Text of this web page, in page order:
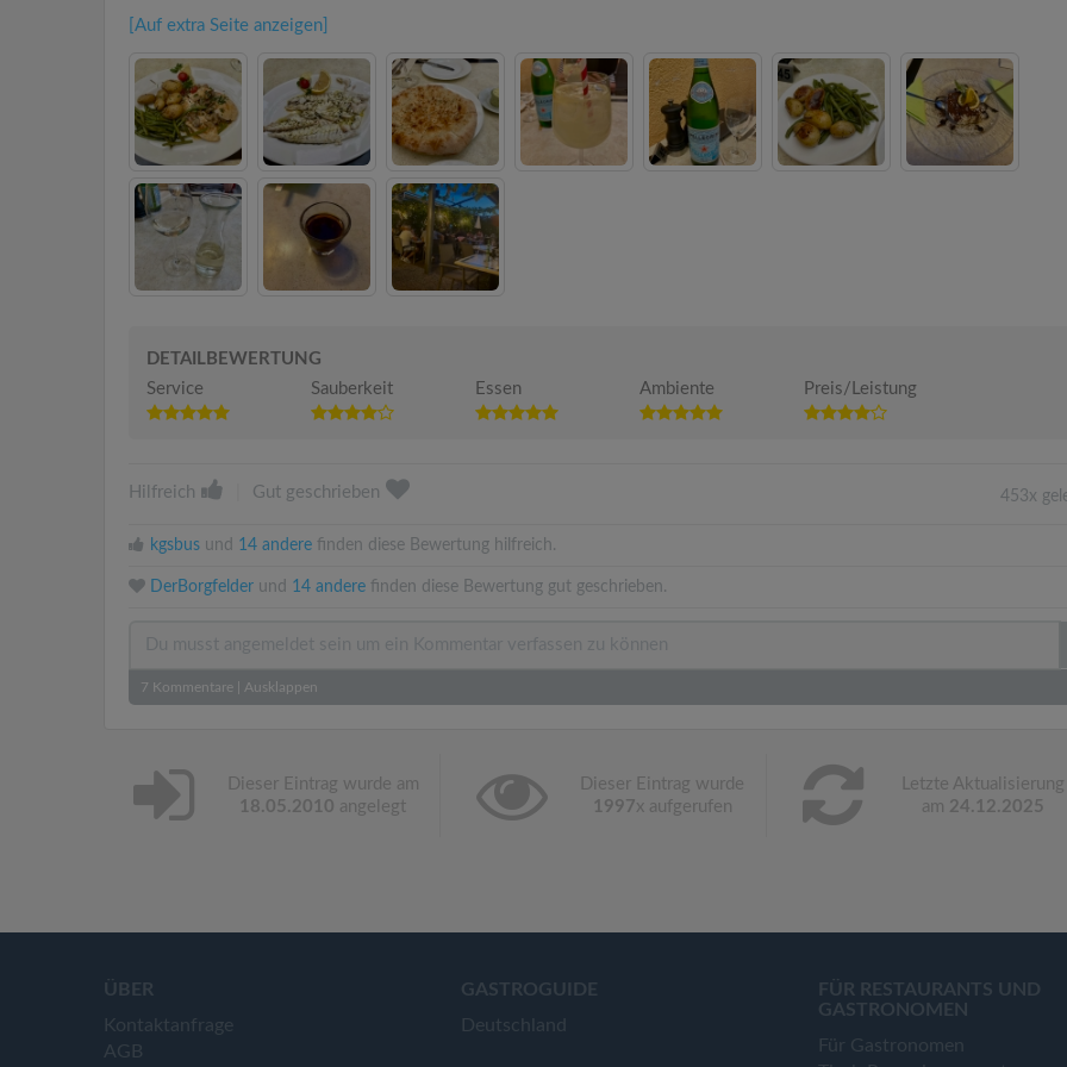
[Auf extra Seite anzeigen]
DETAILBEWERTUNG
Service
Sauberkeit Essen Ambiente Preis/Leistung
Hilfreich Gut geschrieben 453x
kgsbus und 14 andere finden diese Bewertung hilfreich.
DerBorgfelder und 14 andere finden diese Bewertung gut geschrieben.
7 Kommentare Ausklappen
Dieser Eintrag wurde am
18.05.2010 angelegt
Dieser Eintrag wurde
1997x aufgerufen
Letzte Aktualisierung
am 24.12.2025
ÜBER
Kontaktanfrage
AGB
GASTROGUIDE
Deutschland
FÜR RESTAURANTS UND
GASTRONOMEN
Für Gastronomen